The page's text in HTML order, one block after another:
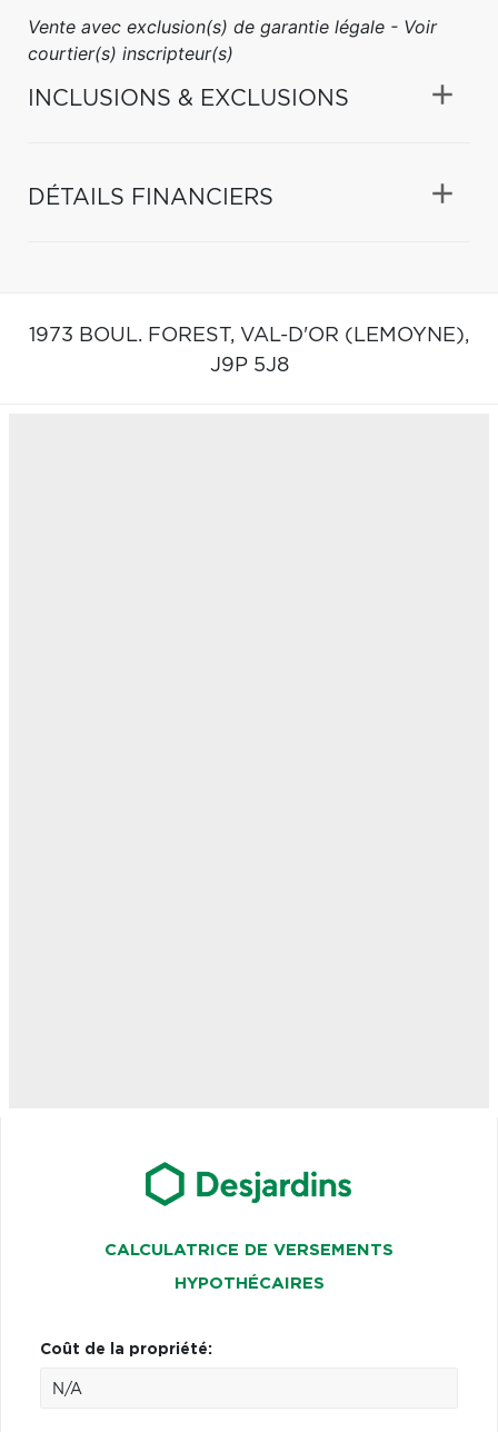
Vente avec exclusion(s) de garantie légale - Voir
courtier(s) inscripteur(s)
INCLUSIONS & EXCLUSIONS
DÉTAILS FINANCIERS
1973 BOUL. FOREST, VAL-D'OR (LEMOYNE),
J9P 5J8
CALCULATRICE DE VERSEMENTS
HYPOTHÉCAIRES
Coût de la propriété: